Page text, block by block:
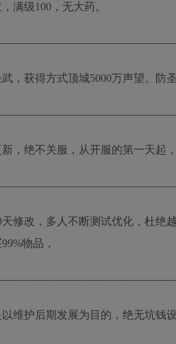
满级100，无大药。
，获得方式顶城5000万声望。防
，绝不关服，从开服的第一天起
修改，多人不断测试优化，杜绝
物品，
维护后期发展为目的，绝无坑钱